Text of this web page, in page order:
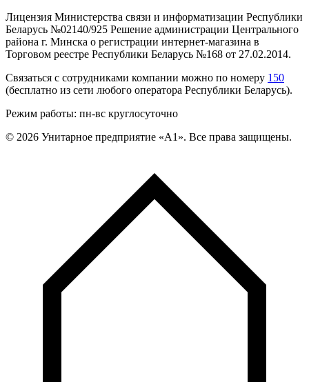
Лицензия Министерства связи и информатизации Республики
Беларусь №02140/925 Решение администрации Центрального
района г. Минска о регистрации интернет-магазина в
Торговом реестре Республики Беларусь №168 от 27.02.2014.
Связаться с сотрудниками компании можно по номеру 150
(бесплатно из сети любого оператора Республики Беларусь).
Режим работы: пн-вс круглосуточно
© 2026 Унитарное предприятие «А1». Все права защищены.